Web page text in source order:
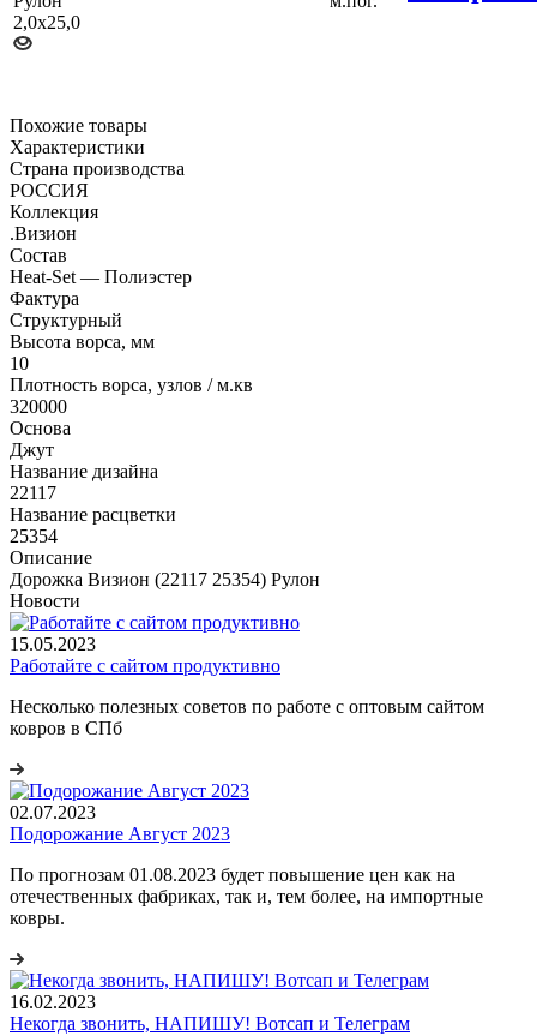
Похожие товары
Характеристики
Страна производства
РОССИЯ
Коллекция
.Визион
Состав
Heat-Set — Полиэстер
Фактура
Структурный
Высота ворса, мм
10
Плотность ворса, узлов / м.кв
320000
Основа
Джут
Название дизайна
22117
Название расцветки
25354
Описание
Дорожка Визион (22117 25354) Рулон
Новости
15.05.2023
Работайте с сайтом продуктивно
Несколько полезных советов по работе с оптовым сайтом
ковров в СПб
02.07.2023
Подорожание Август 2023
По прогнозам 01.08.2023 будет повышение цен как на
отечественных фабриках, так и, тем более, на импортные
ковры.
16.02.2023
Некогда звонить, НАПИШУ! Вотсап и Телеграм